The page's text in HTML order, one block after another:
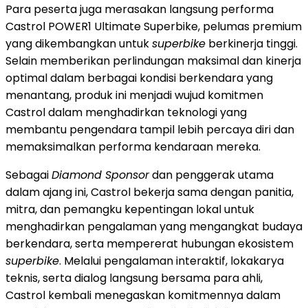
Para peserta juga merasakan langsung performa
Castrol POWER1 Ultimate Superbike, pelumas premium
yang dikembangkan untuksuperbike berkinerja tinggi.
Selain memberikan perlindungan maksimal dan kinerja
optimal dalam berbagai kondisi berkendara yang
menantang, produk ini menjadi wujud komitmen
Castrol dalam menghadirkan teknologi yang
membantu pengendara tampil lebih percaya diri dan
memaksimalkan performa kendaraan mereka.
SebagaiDiamond Sponsordan penggerak utama
dalam ajang ini, Castrol bekerja sama dengan panitia,
mitra, dan pemangku kepentingan lokal untuk
menghadirkan pengalaman yang mengangkat budaya
berkendara, serta mempererat hubungan ekosistem
superbike. Melalui pengalaman interaktif, lokakarya
teknis, serta dialog langsung bersama para ahli,
Castrol kembali menegaskan komitmennya dalam